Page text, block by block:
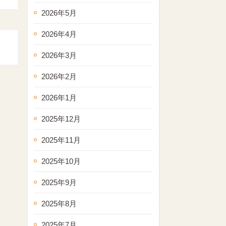
2026年5月
2026年4月
2026年3月
2026年2月
2026年1月
2025年12月
2025年11月
2025年10月
2025年9月
2025年8月